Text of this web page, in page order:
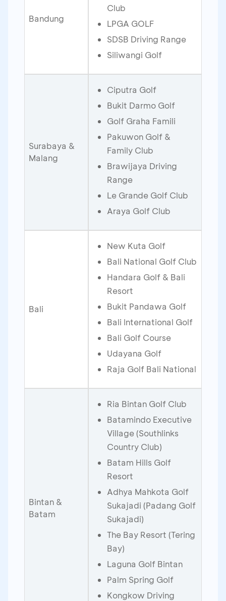
Bandung
Club
LPGA GOLF
SDSB Driving Range
Siliwangi Golf
Surabaya &
Malang
Ciputra Golf
Bukit Darmo Golf
Golf Graha Famili
Pakuwon Golf &
Family Club
Brawijaya Driving
Range
Le Grande Golf Club
Araya Golf Club
Bali
New Kuta Golf
Bali National Golf Club
Handara Golf & Bali
Resort
Bukit Pandawa Golf
Bali International Golf
Bali Golf Course
Udayana Golf
Raja Golf Bali National
Bintan &
Batam
Ria Bintan Golf Club
Batamindo Executive
Village (Southlinks
Country Club)
Batam Hills Golf
Resort
Adhya Mahkota Golf
Sukajadi (Padang Golf
Sukajadi)
The Bay Resort (Tering
Bay)
Laguna Golf Bintan
Palm Spring Golf
Kongkow Driving